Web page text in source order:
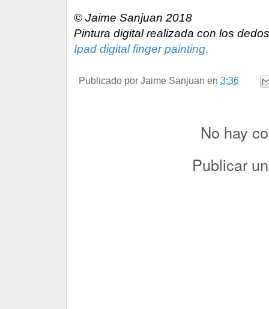
© Jaime Sanjuan 2018
Pintura digital realizada con los
Ipad digital finger painting.
Publicado por Jaime Sanjuan en 3:36
No hay
Publicar